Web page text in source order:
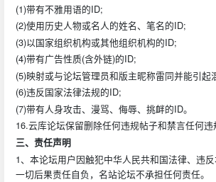
(1)带有不雅用语的ID;
(2)使用历史人物或名人的姓名、笔名的ID;
(3)以国家组织机构或其他组织机构的ID;
(4)带有广告性质(含外链)的ID;
(5)映射或与论坛管理员和版主昵称雷同并能引起
(6)违反国家法律法规的ID;
(7)带有人身攻击、漫骂、侮辱、挑衅的ID。
16.云库论坛保留删除任何违规帖子和禁言任何违
三、责任声明
1、本论坛用户因触犯中华人民共和国法律、违
一切后果责任自负，名站论坛不承担任何责任。